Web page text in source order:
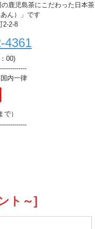
2-2-8
4361
00)
内一律
で）
ト～]